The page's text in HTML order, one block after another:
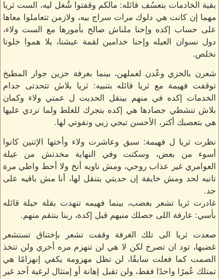
بقية الخادمات بتعسُف قائله: مالكم وقفتوا شُغل ليه، الست ثريا
مهما إن كانت هي دلوك مرات سراج بيه، ولازمن تتعاملوا معاها
على حساب إكده وإحنا ملناش صالح بأمورها مع الست ولاء،
دول نسوان العيله وإحنا خدامين لقمة عيشنا، يلا هموا خلونا
نخلص.
شعرن بالخزي وعُدن لعملهن، بينما بغرفة خزين جوار المطبخ
توقفت فهيمة مع ثريا قائله بتنبيه: ثريا بلاش تتحدتى جدام
الخدمات إكده في منهم بينقل الحديت ل عمتي ولاء وكمان
بلاش تنشطي جصادها هي إكده بتجرك للغلط ولما تردي عليها
هي بتعصبك أكتر، الأحسن تبجي زيي وتفوتي لها.
نظرت ثريا ل فهيمة: سبق وعاشرت ولاء وأختها الإتنين كانوا
أسوء من بعض، وسكتت وفي النهاية مخدتش من عيلة
العوامري غير عذاب روحي، ومش ناويه أنخ ولا أحط واطي مرة
تانيه لحد ومش خايفة إن حديتي يتنقل لها، أنا مش باقيه على
حد.
غادرت ثريا تشعر بغضب، بينما فهيمه تنهدت بقلة حيلة قائله
بأسي: عارفة اللى حصلك منيهم قبل إكدة، ربنا ينتقم منهم.
صعدت ثريا الى تلك الغرفة وقفت تشعر بإختناق تستشعر
غضبها، تود ان تصرخ لكن لا هي لن تنهزم مره أخري ولن تتخذ
الصمت كما فعلت سابقًا، لن تظل مهزومة يكفي إنهزامًا هي
تمتلك عُمرًا واحدًا فقط، ولن تقبل إهانة أو إمتثال لرغبة أحد غير